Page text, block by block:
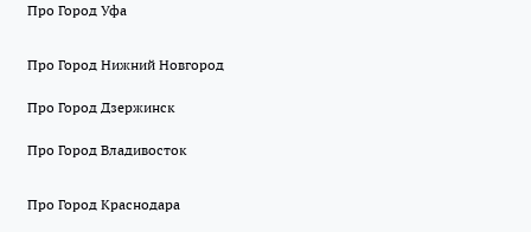
Про Город Уфа
Про Город Нижний Новгород
Про Город Дзержинск
Про Город Владивосток
Про Город Краснодара